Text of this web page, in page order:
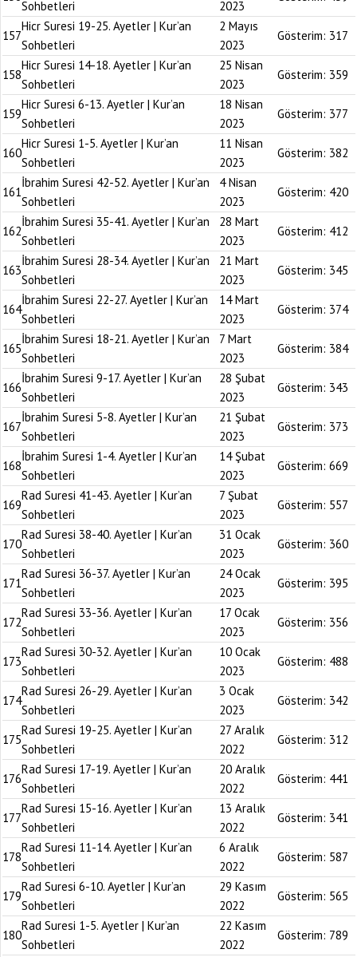
Sohbetleri
2023
157
Hicr Suresi 19-25. Ayetler | Kur’an
Sohbetleri
2 Mayıs
2023
Gösterim: 317
158
Hicr Suresi 14-18. Ayetler | Kur’an
Sohbetleri
25 Nisan
2023
Gösterim: 359
159
Hicr Suresi 6-13. Ayetler | Kur’an
Sohbetleri
18 Nisan
2023
Gösterim: 377
160
Hicr Suresi 1-5. Ayetler | Kur’an
Sohbetleri
11 Nisan
2023
Gösterim: 382
161
İbrahim Suresi 42-52. Ayetler | Kur’an
Sohbetleri
4 Nisan
2023
Gösterim: 420
162
İbrahim Suresi 35-41. Ayetler | Kur’an
Sohbetleri
28 Mart
2023
Gösterim: 412
163
İbrahim Suresi 28-34. Ayetler | Kur’an
Sohbetleri
21 Mart
2023
Gösterim: 345
164
İbrahim Suresi 22-27. Ayetler | Kur’an
Sohbetleri
14 Mart
2023
Gösterim: 374
165
İbrahim Suresi 18-21. Ayetler | Kur’an
Sohbetleri
7 Mart
2023
Gösterim: 384
166
İbrahim Suresi 9-17. Ayetler | Kur’an
Sohbetleri
28 Şubat
2023
Gösterim: 343
167
İbrahim Suresi 5-8. Ayetler | Kur’an
Sohbetleri
21 Şubat
2023
Gösterim: 373
168
İbrahim Suresi 1-4. Ayetler | Kur’an
Sohbetleri
14 Şubat
2023
Gösterim: 669
169
Rad Suresi 41-43. Ayetler | Kur’an
Sohbetleri
7 Şubat
2023
Gösterim: 557
170
Rad Suresi 38-40. Ayetler | Kur’an
Sohbetleri
31 Ocak
2023
Gösterim: 360
171
Rad Suresi 36-37. Ayetler | Kur’an
Sohbetleri
24 Ocak
2023
Gösterim: 395
172
Rad Suresi 33-36. Ayetler | Kur’an
Sohbetleri
17 Ocak
2023
Gösterim: 356
173
Rad Suresi 30-32. Ayetler | Kur’an
Sohbetleri
10 Ocak
2023
Gösterim: 488
174
Rad Suresi 26-29. Ayetler | Kur’an
Sohbetleri
3 Ocak
2023
Gösterim: 342
175
Rad Suresi 19-25. Ayetler | Kur’an
Sohbetleri
27 Aralık
2022
Gösterim: 312
176
Rad Suresi 17-19. Ayetler | Kur’an
Sohbetleri
20 Aralık
2022
Gösterim: 441
177
Rad Suresi 15-16. Ayetler | Kur’an
Sohbetleri
13 Aralık
2022
Gösterim: 341
178
Rad Suresi 11-14. Ayetler | Kur’an
Sohbetleri
6 Aralık
2022
Gösterim: 587
179
Rad Suresi 6-10. Ayetler | Kur’an
Sohbetleri
29 Kasım
2022
Gösterim: 565
180
Rad Suresi 1-5. Ayetler | Kur’an
Sohbetleri
22 Kasım
2022
Gösterim: 789